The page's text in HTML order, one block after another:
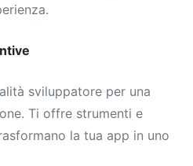
sviluppatore per una
Ti offre strumenti e
la tua app in uno